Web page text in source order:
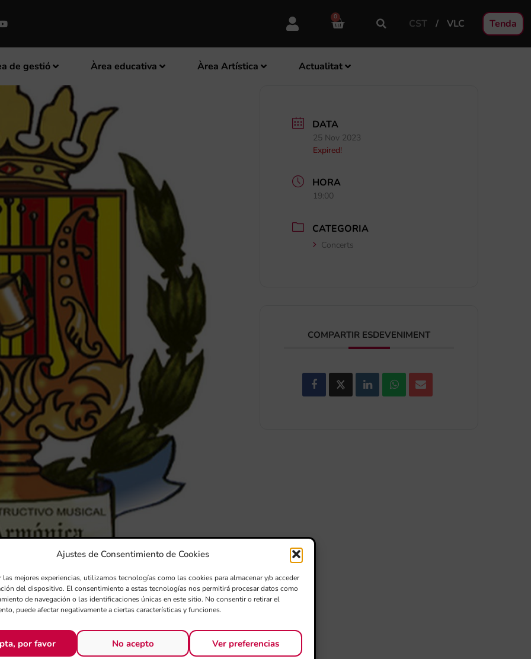
Ajustes de Consentimiento de Cookies
las mejores experiencias, utilizamos tecnologías como las cookies para almacenar y/o acceder
del dispositivo. El consentimiento a estas tecnologías nos permitirá procesar datos como
de navegación o las identificaciones únicas en este sitio. No consentir o retirar el
puede afectar negativamente a ciertas características y funciones.
por favor No acepto Ver preferencias
0
CST VLC Tenda
de gestió Àrea educativa Àrea Artística Actualitat
DEL CENTRE
DE
DATA
25 Nov 2023
Expired!
HORA
19:00
CATEGORIA
Concerts
COMPARTIR ESDEVENIMENT